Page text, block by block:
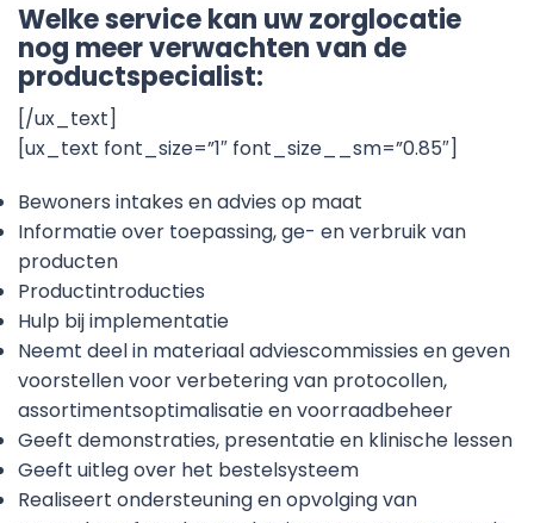
Welke service kan uw zorglocatie
nog meer verwachten van de
productspecialist:
[/ux_text]
[ux_text font_size=”1″ font_size__sm=”0.85″]
Bewoners intakes en advies op maat
Informatie over toepassing, ge- en verbruik van
producten
Productintroducties
Hulp bij implementatie
Neemt deel in materiaal adviescommissies en geven
voorstellen voor verbetering van protocollen,
assortimentsoptimalisatie en voorraadbeheer
Geeft demonstraties, presentatie en klinische lessen
Geeft uitleg over het bestelsysteem
Realiseert ondersteuning en opvolging van